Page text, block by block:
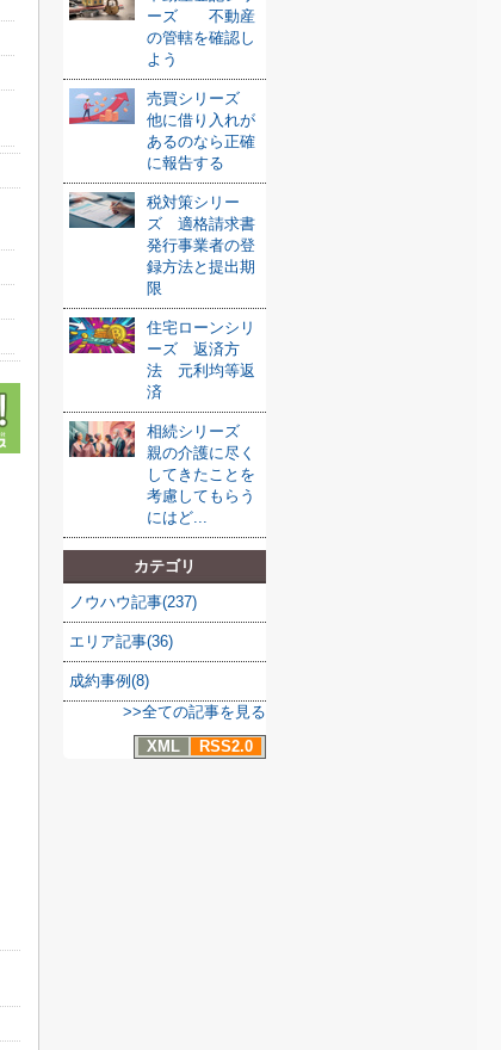
ーズ 不動産
の管轄を確認し
よう
売買シリーズ
他に借り入れが
あるのなら正確
に報告する
税対策シリー
ズ 適格請求書
発行事業者の登
録方法と提出期
限
住宅ローンシリ
ーズ 返済方
法 元利均等返
済
相続シリーズ
親の介護に尽く
してきたことを
考慮してもらう
にはど...
カテゴリ
ノウハウ記事(237)
エリア記事(36)
成約事例(8)
>>全ての記事を見る
XML
RSS2.0